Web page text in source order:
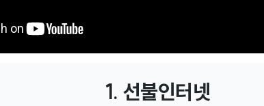
1. 선불인터넷